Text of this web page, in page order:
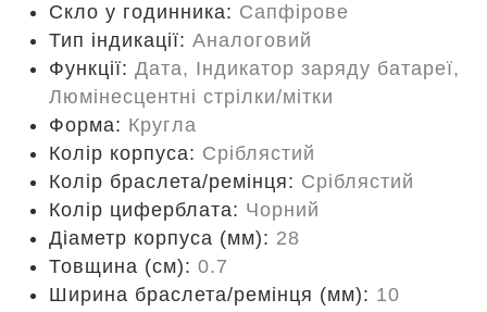
Скло у годинника: Сапфірове
Тип індикації: Аналоговий
Функції: Дата, Індикатор заряду батареї,
Люмінесцентні стрілки/мітки
Форма: Кругла
Колір корпуса: Сріблястий
Колір браслета/ремінця: Сріблястий
Колір циферблата: Чорний
Діаметр корпуса (мм): 28
Товщина (см): 0.7
Ширина браслета/ремінця (мм): 10